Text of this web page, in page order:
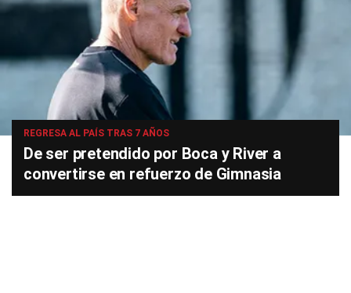
REGRESA AL PAÍS TRAS 7 AÑOS
De ser pretendido por Boca y River a
convertirse en refuerzo de Gimnasia